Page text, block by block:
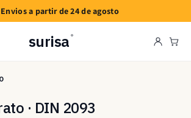
Envios a partir de 24 de agosto
surisa ®
· DIN 2093